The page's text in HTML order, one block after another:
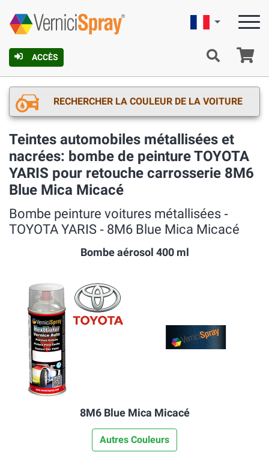
ACCÈS
Française
RECHERCHER LA COULEUR DE LA VOITURE
Teintes automobiles métallisées et
nacrées: bombe de peinture TOYOTA
YARIS pour retouche carrosserie 8M6
Blue Mica Micacé
Bombe peinture voitures métallisées ‐
TOYOTA YARIS ‐ 8M6 Blue Mica Micacé
Bombe aérosol 400 ml
8M6 Blue Mica Micacé
Autres Couleurs